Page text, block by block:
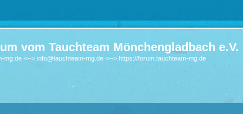
vom Tauchteam Mönchengladbach e.V.
mg.de <--> info@tauchteam-mg.de <--> https://forum.tauchteam-mg.de